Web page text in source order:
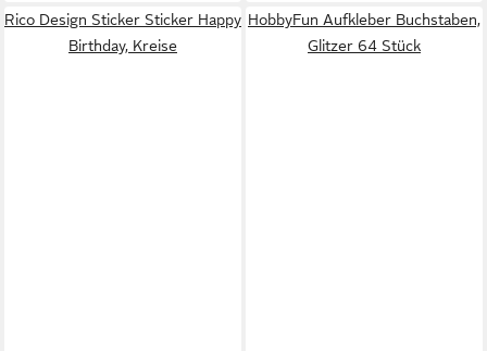
Rico Design Sticker Sticker Happy
Birthday, Kreise
HobbyFun Aufkleber Buchstaben,
Glitzer 64 Stück